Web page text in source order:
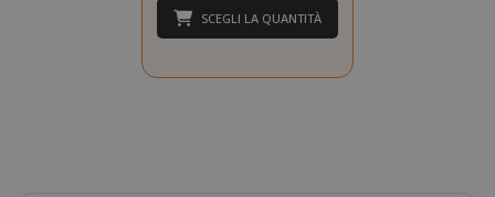
SCEGLI LA QUANTITÀ